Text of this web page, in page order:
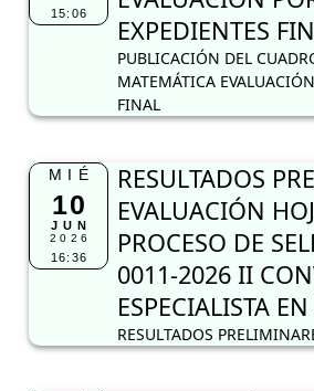
15:06
EXPEDIENTES
PUBLICACIÓN DEL
MATEMÁTICA
FINAL
MIÉ
10
JUN
2026
16:36
RESULTADOS
EVALUACIÓN
PROCESO DE
0011-2026 II
ESPECIALISTA
RESULTADOS